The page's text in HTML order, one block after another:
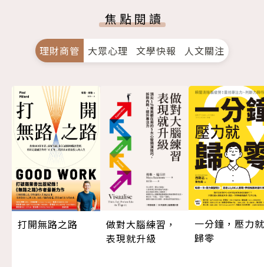
焦點閱讀
理財商管 大眾心理 文學快報 人文關注
打開無路之路
做對大腦練習，
表現就升級
一分鐘，壓力就
歸零